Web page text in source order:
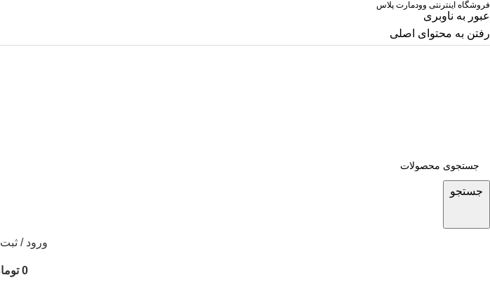
عبور به ناوبری
رفتن به محتوای اصلی
فروشگاه اینترنتی وودمارت پلاس
جستجو
ورود / ثبت
0